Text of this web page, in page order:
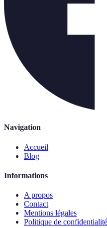
Navigation
Accueil
Blog
Informations
A propos
Contact
Mentions légales
Politique de confidentialité